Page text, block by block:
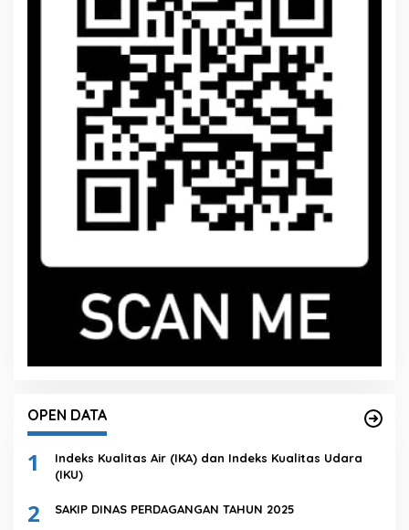
OPEN DATA
1
Indeks Kualitas Air (IKA) dan Indeks Kualitas Udara
(IKU)
2 SAKIP DINAS PERDAGANGAN TAHUN 2025